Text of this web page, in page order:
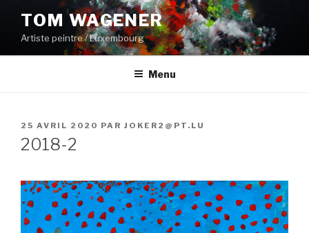
contenu
principal
TOM WAGENER
Artiste peintre / Luxembourg
Menu
PUBLIÉ
LE
25 AVRIL 2020 PAR JOKER2@PT.LU
2018-2